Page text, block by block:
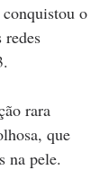
o
rara
que
na pele.